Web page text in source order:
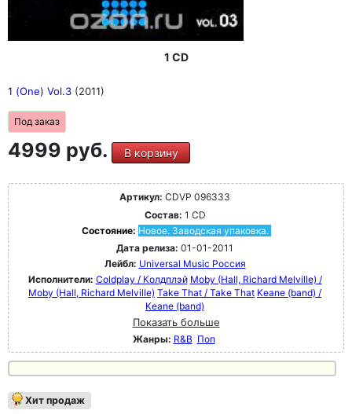
1 CD
1 (One) Vol.3 (2011)
Под заказ
4999 руб. В корзину
Артикул: CDVP 096333
Состав: 1 CD
Состояние: Новое. Заводская упаковка.
Дата релиза: 01-01-2011
Лейбл: Universal Music Россия
Исполнители: Coldplay / Колдплэй Moby (Hall, Richard Melville) /
Moby (Hall, Richard Melville) Take That / Take That Keane (band) /
Keane (band)
Показать больше
Жанры: R&B Поп
Хит продаж